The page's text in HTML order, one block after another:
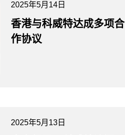
2025年5月14日
香港与科威特达成多项合
作协议
2025年5月13日